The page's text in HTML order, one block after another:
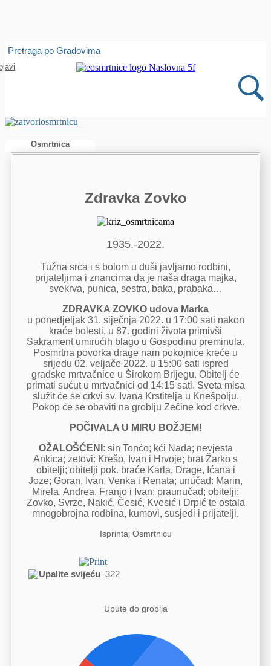
Otvori
Pretraga po Gradovima
Osmrtnica
Zdravka Zovko
1935.-2022.
Tužna srca i s bolom u duši javljamo rodbini,
prijateljima i znancima da je naša draga majka,
svekrva, punica, sestra, baka, prabaka…
ZDRAVKA ZOVKO udova Marka
u ponedjeljak 31. siječnja 2022. u 17:00 sati nakon
kraće bolesti, u 87. godini života primivši
Sakrament umirućih blago u Gospodinu preminula.
Posmrtna povorka drage nam pokojnice kreće u
srijedu 02. veljače 2022. u 15:00 sati ispred
gradske mrtvačnice u Širokom Brijegu. Obitelj će
primati sućut u mrtvačnici od 14:15 sati. Sveta misa
služit će se crkvi sv. Ivana Krstitelja u Knešpolju.
Pokop će se obaviti na groblju Zečine kod crkve.
POČIVALA U MIRU BOŽJEM!
OŽALOŠĆENI : sin Tonćo; kći Nada; nevjesta
Ankica; zetovi: Krešo, Ivan i Hrvoje; brat Žarko s
obitelji; obitelji pok. braće Karla, Drage, Ićana i
Joze; Goran, Ivan, Venka i Renata; unučad: Marin,
Mirela, Andrea, Franjo i Ivan; praunučad; obitelji:
Zovko, Svrze, Nakić, Ćesić, Kvesić i Drpić te ostala
mnogobrojna rodbina, kumovi, susjedi i prijatelji.
Isprintaj Osmrtnicu
Upalite svijeću 322
Upute do groblja